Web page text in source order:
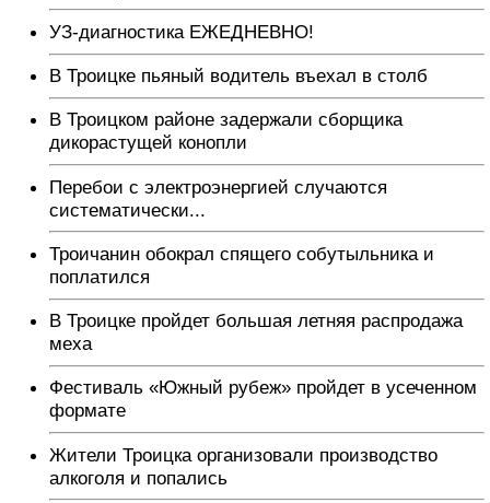
УЗ-диагностика ЕЖЕДНЕВНО!
В Троицке пьяный водитель въехал в столб
В Троицком районе задержали сборщика
дикорастущей конопли
Перебои с электроэнергией случаются
систематически...
Троичанин обокрал спящего собутыльника и
поплатился
В Троицке пройдет большая летняя распродажа
меха
Фестиваль «Южный рубеж» пройдет в усеченном
формате
Жители Троицка организовали производство
алкоголя и попались